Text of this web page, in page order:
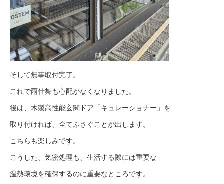
そして無事取付完了。
これで雨仕舞も心配がなくなりました。
後は、木製高性能玄関ドア「キュレーショナー」を
取り付ければ、全てふさぐことが出します。
こちらも楽しみです。
こうした、気密処理も、生活する際には重要な
温熱環境を確保するのに重要なところです。